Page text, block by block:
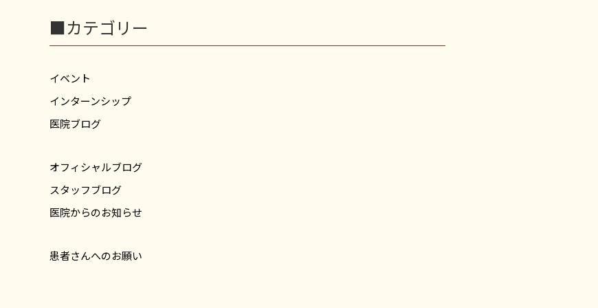
■カテゴリー
イベント
インターンシップ
医院ブログ
オフィシャルブログ
スタッフブログ
医院からのお知らせ
患者さんへのお願い